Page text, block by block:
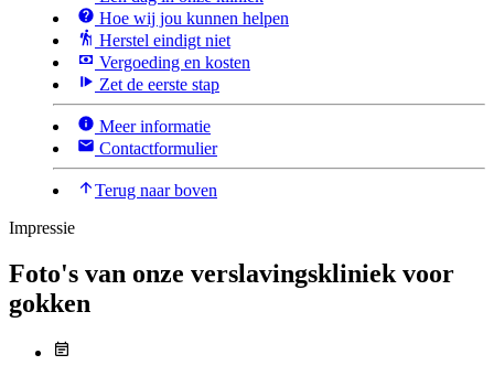
Hoe wij jou kunnen helpen
Herstel eindigt niet
Vergoeding en kosten
Zet de eerste stap
Meer informatie
Contactformulier
Terug naar boven
Impressie
Foto's van onze verslavingskliniek voor
gokken